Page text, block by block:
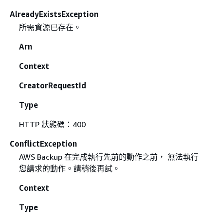
AlreadyExistsException
所需資源已存在。
Arn
Context
CreatorRequestId
Type
HTTP 狀態碼：400
ConflictException
AWS Backup 在完成執行先前的動作之前， 無法執行
您請求的動作。請稍後再試。
Context
Type